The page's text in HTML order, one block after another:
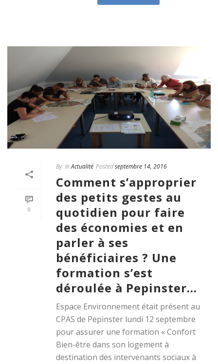
0
By In Actualité Postedseptembre 14, 2016
Comment s’approprier
des petits gestes au
quotidien pour faire
des économies et en
parler à ses
bénéficiaires ? Une
formation s’est
déroulée à Pepinster…
Espace Environnement était présent au
CPAS de Pepinster lundi 12 septembre
pour assurer une formation « Confort
Bien-être dans son logement à
destination des intervenants sociaux à